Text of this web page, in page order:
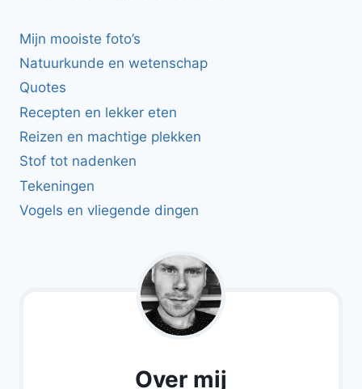
Mijn mooiste foto’s
Natuurkunde en wetenschap
Quotes
Recepten en lekker eten
Reizen en machtige plekken
Stof tot nadenken
Tekeningen
Vogels en vliegende dingen
Over mij